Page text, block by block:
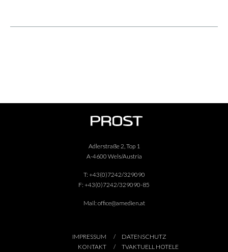
Adlerstraße 2, Top 1
A-4600 Wels/Austria
T: +43(0)7242/329090
F: +43(0)7242/329090-85
Mail: office@amedien.at
IMPRESSUM
DATENSCHUTZ
KONTAKT
TVAKTUELL HOTELE